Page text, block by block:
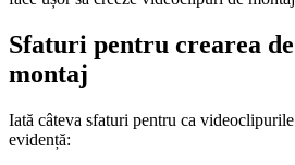
Sfaturi pentru crearea
montaj
Iată câteva sfaturi pentru ca
evidență: